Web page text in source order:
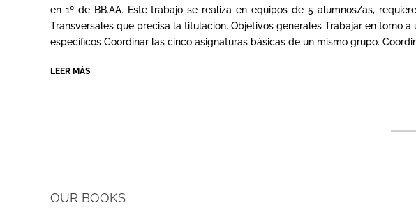
28
en 1º de BB.AA. Este trabajo se realiza en equipos de 5 alumnos/as,
Transversales que precisa la titulación. Objetivos generales Trabajar en torno
específicos Coordinar las cinco asignaturas básicas de un mismo grupo.
LEER MÁS
OUR BOOKS